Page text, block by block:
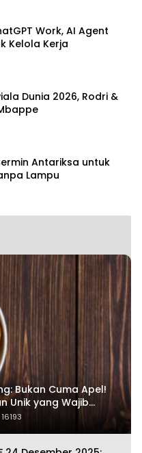
Work, AI Agent
Kelola Kerja
Dunia 2026, Rodri &
Antariksa untuk
Lampu
Bukan Cuma Apel!
Unik yang Wajib
16193